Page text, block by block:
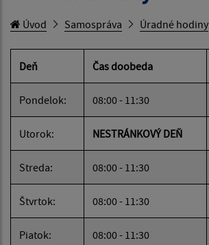
Úvod Samospráva Úradné hodiny
Deň Čas doobeda
Pondelok: 08:00 - 11:30
Utorok: NESTRÁNKOVÝ DEŇ
Streda: 08:00 - 11:30
Štvrtok: 08:00 - 11:30
Piatok: 08:00 - 11:30